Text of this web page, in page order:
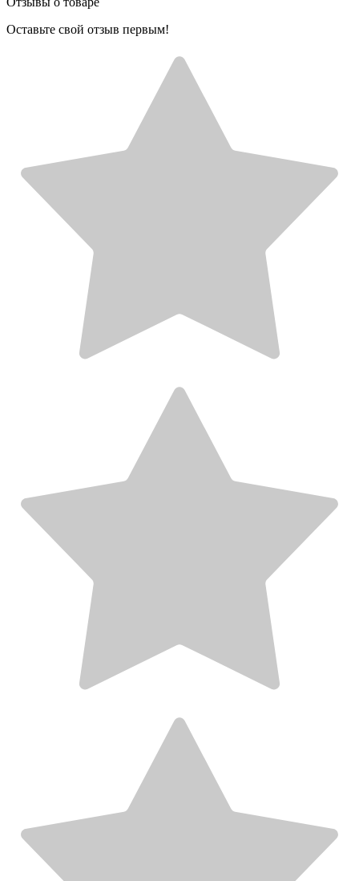
Оставьте свой отзыв первым!